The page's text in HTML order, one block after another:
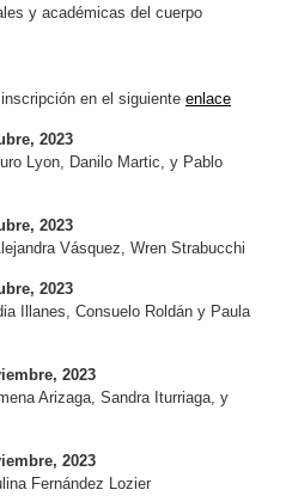
y académicas del cuerpo
en el siguiente enlace
2023
Lyon, Danilo Martic, y Pablo
2023
Vásquez, Wren Strabucchi
2023
Illanes, Consuelo Roldán y Paula
2023
Arizaga, Sandra Iturriaga, y
2023
Fernández Lozier